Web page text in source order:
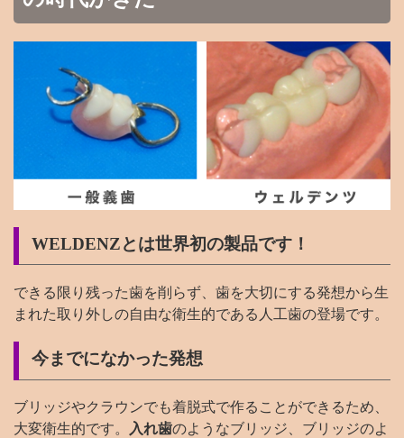
WELDENZとは世界初の製品です！
できる限り残った歯を削らず、歯を大切にする発想から生
まれた取り外しの自由な衛生的である人工歯の登場です。
今までになかった発想
ブリッジやクラウンでも着脱式で作ることができるため、
大変衛生的です。
入れ歯のようなブリッジ、ブリッジのよ